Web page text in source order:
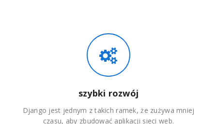
szybki rozwój
Django jest jednym z takich ramek, że zużywa mniej
czasu, aby zbudować aplikacji sieci web.